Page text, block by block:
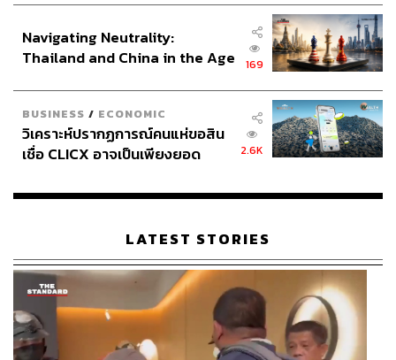
Navigating Neutrality:
Thailand and China in the Age
169
BUSINESS / ECONOMIC
วิเคราะห์ปรากฏการณ์คนแห่ขอสิน
เชื่อ CLICX อาจเป็นเพียงยอด
เรือนไทยที่ถูกซุกไว้
2.6K
LATEST STORIES